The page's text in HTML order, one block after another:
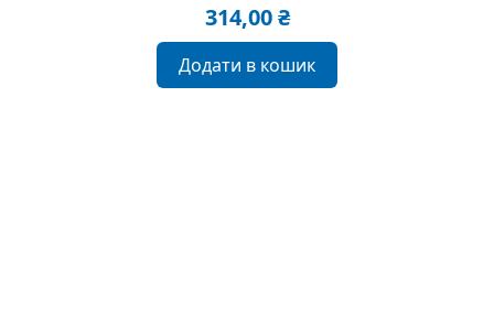
314,00₴
Додати в кошик